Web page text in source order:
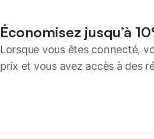
Économisez jusqu’à
Lorsque vous êtes connecté,
prix et vous avez accès à des